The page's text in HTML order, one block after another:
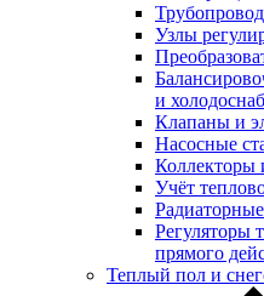
Узлы
и
Клапаны и
Насосные
Коллекторы
Учёт
Регуляторы
прямого
Теплый пол и